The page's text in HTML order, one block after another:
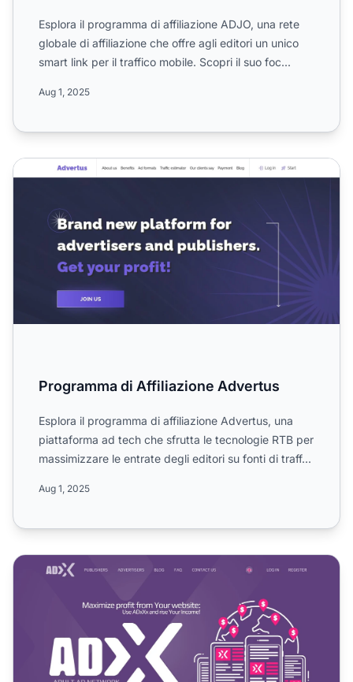
Esplora il programma di affiliazione ADJO, una rete
globale di affiliazione che offre agli editori un unico
smart link per il traffico mobile. Scopri il suo foc...
Aug 1, 2025
Programma di Affiliazione Advertus
Programma di Affiliazione Advertus
Esplora il programma di affiliazione Advertus, una
piattaforma ad tech che sfrutta le tecnologie RTB per
massimizzare le entrate degli editori su fonti di traff...
Aug 1, 2025
Programma di affiliazione Adxxx